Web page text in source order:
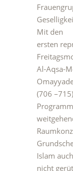
Mit den
ersten
Al-Aqsa-
(706
Islam
nicht